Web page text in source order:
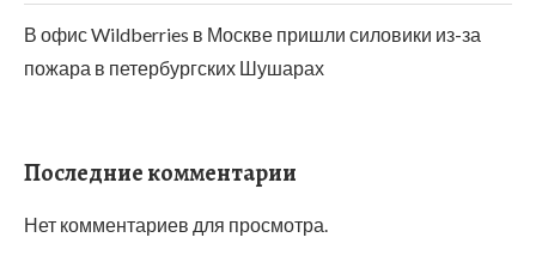
В офис Wildberries в Москве пришли силовики из-за
пожара в петербургских Шушарах
Последние комментарии
Нет комментариев для просмотра.